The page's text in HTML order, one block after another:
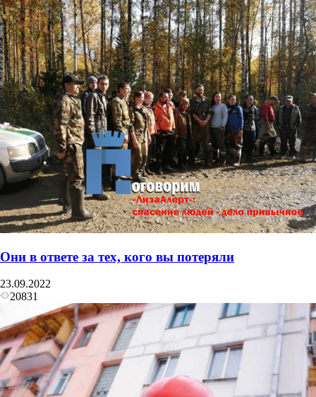
Они в ответе за тех, кого вы потеряли
23.09.2022
20831